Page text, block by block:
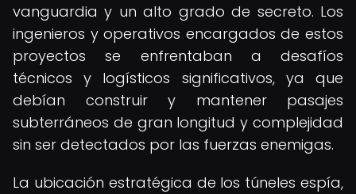
vanguardia y un alto grado de secreto. Los
ingenieros y operativos encargados de estos
proyectos se enfrentaban a desafíos
técnicos y logísticos significativos, ya que
debían construir y mantener pasajes
subterráneos de gran longitud y complejidad
sin ser detectados por las fuerzas enemigas.
La ubicación estratégica de los túneles espía,